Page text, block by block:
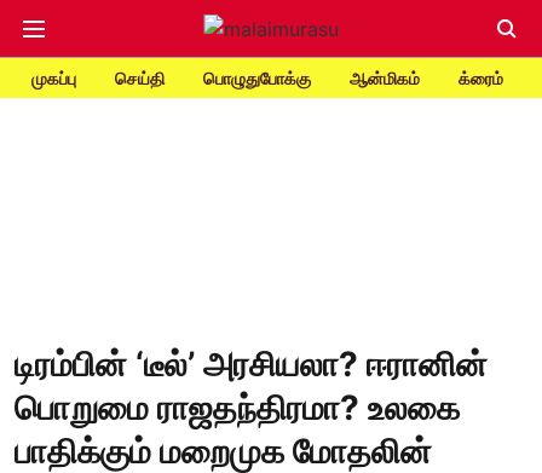
முகப்பு செய்தி பொழுதுபோக்கு ஆன்மிகம் க்ரைம்
டிரம்பின் ‘டீல்’ அரசியலா? ஈரானின்
பொறுமை ராஜதந்திரமா? உலகை
பாதிக்கும் மறைமுக மோதலின்